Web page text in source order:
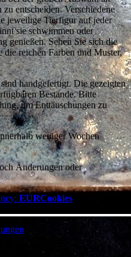
zu entscheiden. Verschiedene
jeweilige Tierfigur auf jeder
sie schwimmen oder
genießen. Sehen Sie sich die
die reichen Farben und Muster,
handgefertigt. Die gezeigten
Bestände. Bitte
um Enttäuschungen zu
weniger Wochen
Änderungen oder
EURCookies